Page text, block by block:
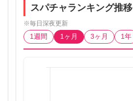
スパチャランキング推移
※毎日深夜更新
1週間
1ヶ月 3ヶ月 1年